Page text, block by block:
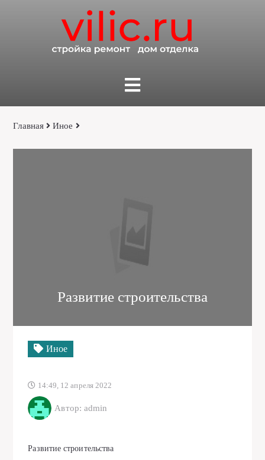
Главная Иное
Развитие строительства
Иное
14:49, 12 апреля 2022
Автор: admin
Развитие строительства